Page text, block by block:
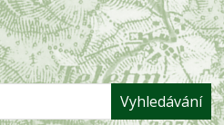
Vyhledávání